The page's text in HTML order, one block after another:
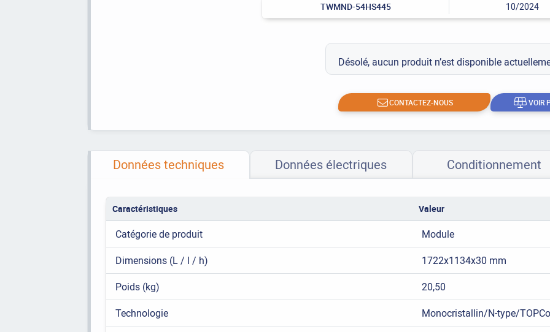
TWMND-54HS445 10/2024
Désolé, aucun produit n’est disponible
CONTACTEZ-NOUS VOIR
Données techniques Données électriques Conditionnement
Caractéristiques Valeur
Catégorie de produit
Module
Dimensions (L / l / h)
1722x1134x30 mm
Poids (kg)
20,50
Technologie
Monocristallin/N-type/